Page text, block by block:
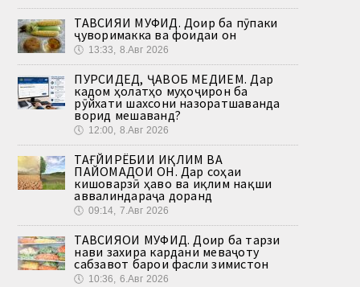
ТАВСИЯИ МУФИД. Доир ба пӯпаки
ҷуворимакка ва фоидаи он
🕔 13:33, 8.Авг 2026
ПУРСИДЕД, ҶАВОБ МЕДИҲЕМ. Дар
кадом ҳолатҳо муҳоҷирон ба
рӯйхати шахсони назоратшаванда
ворид мешаванд?
🕔 12:00, 8.Авг 2026
ТАҒЙИРЁБИИ ИҚЛИМ ВА
ПАЙОМАДҲОИ ОН. Дар соҳаи
кишоварзӣ ҳаво ва иқлим нақши
аввалиндараҷа доранд
🕔 09:14, 7.Авг 2026
ТАВСИЯҲОИ МУФИД. Доир ба тарзи
нави захира кардани меваҷоту
сабзавот барои фасли зимистон
🕔 10:36, 6.Авг 2026